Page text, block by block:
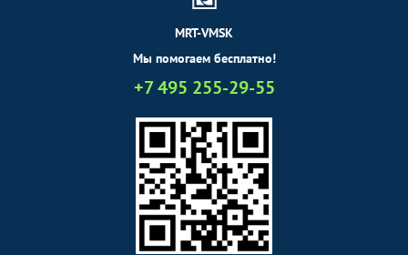
трансабдоминально
УЗИ мочевого пузыря и
простаты (предстательной
1400р.
Без контраста
MRT-VMSK
Мы помогаем бесплатно!
+7 495 255-29-55